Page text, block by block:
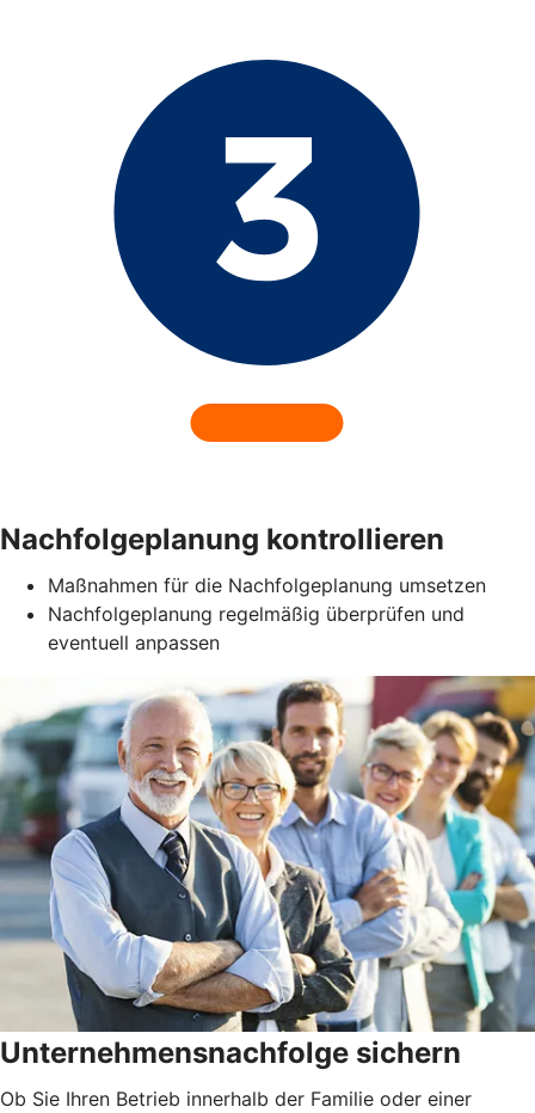
Nachfolgeplanung kontrollieren
Maßnahmen für die Nachfolgeplanung umsetzen
Nachfolgeplanung regelmäßig überprüfen und
eventuell anpassen
Unternehmensnachfolge sichern
Ob Sie Ihren Betrieb innerhalb der Familie oder einer